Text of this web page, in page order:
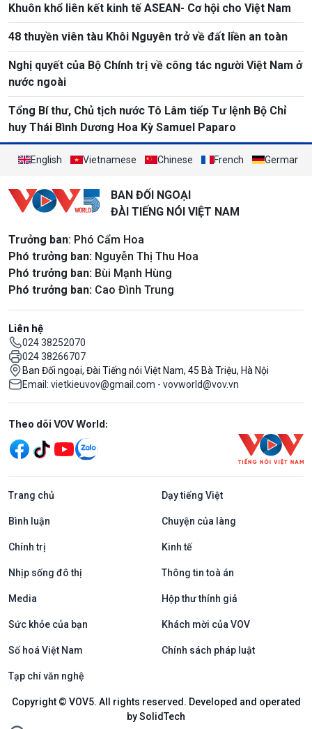
Khuôn khổ liên kết kinh tế ASEAN- Cơ hội cho Việt Nam
48 thuyền viên tàu Khôi Nguyên trở về đất liền an toàn
Nghị quyết của Bộ Chính trị về công tác người Việt Nam ở
nước ngoài
Tổng Bí thư, Chủ tịch nước Tô Lâm tiếp Tư lệnh Bộ Chỉ
huy Thái Bình Dương Hoa Kỳ Samuel Paparo
English Vietnamese Chinese French German
BAN ĐỐI NGOẠI
ĐÀI TIẾNG NÓI VIỆT NAM
Trưởng ban: Phó Cẩm Hoa
Phó trưởng ban: Nguyễn Thị Thu Hoa
Phó trưởng ban: Bùi Mạnh Hùng
Phó trưởng ban: Cao Đình Trung
Liên hệ
024 38252070
024 38266707
Ban Đối ngoại, Đài Tiếng nói Việt Nam, 45 Bà Triệu, Hà Nội
Email: vietkieuvov@gmail.com - vovworld@vov.vn
Mạng xã hội
Theo dõi VOV World:
Trang chủ Dạy tiếng Việt
Bình luận Chuyện của làng
Chính trị Kinh tế
Nhịp sống đô thị Thông tin toà án
Media Hộp thư thính giả
Sức khỏe của bạn Khách mời của VOV
Số hoá Việt Nam Chính sách pháp luật
Tạp chí văn nghệ
Copyright © VOV5. All rights reserved. Developed and operated
by SolidTech